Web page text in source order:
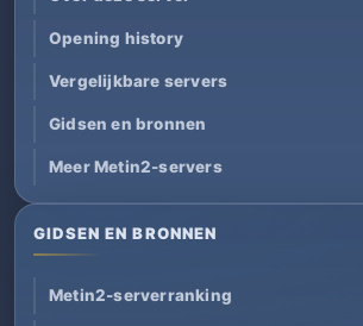
Opening history
Vergelijkbare servers
Gidsen en bronnen
Meer Metin2-servers
GIDSEN EN BRONNEN
Metin2-serverranking